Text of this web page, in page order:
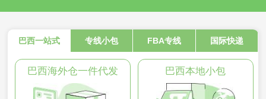
巴西一站式 专线小包 FBA专线 国际快递
巴西海外仓一件代发 巴西本地小包